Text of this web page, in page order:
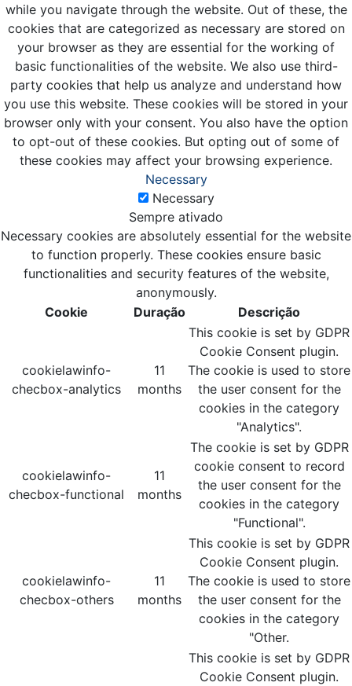
while you navigate through the website. Out of these, the
cookies that are categorized as necessary are stored on
your browser as they are essential for the working of
basic functionalities of the website. We also use third-
party cookies that help us analyze and understand how
you use this website. These cookies will be stored in your
browser only with your consent. You also have the option
to opt-out of these cookies. But opting out of some of
these cookies may affect your browsing experience.
Necessary
Necessary
Sempre ativado
Necessary cookies are absolutely essential for the website
to function properly. These cookies ensure basic
functionalities and security features of the website,
anonymously.
Cookie
Duração Descrição
cookielawinfo-
checbox-analytics
11
months
This cookie is set by GDPR
Cookie Consent plugin.
The cookie is used to store
the user consent for the
cookies in the category
"Analytics".
cookielawinfo-
checbox-functional
11
months
The cookie is set by GDPR
cookie consent to record
the user consent for the
cookies in the category
"Functional".
cookielawinfo-
checbox-others
11
months
This cookie is set by GDPR
Cookie Consent plugin.
The cookie is used to store
the user consent for the
cookies in the category
"Other.
This cookie is set by GDPR
Cookie Consent plugin.